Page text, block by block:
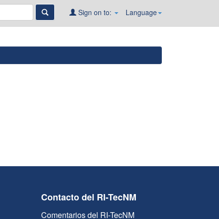
Language
Sign on to:
Contacto del RI-TecNM
Comentarios del RI-TecNM